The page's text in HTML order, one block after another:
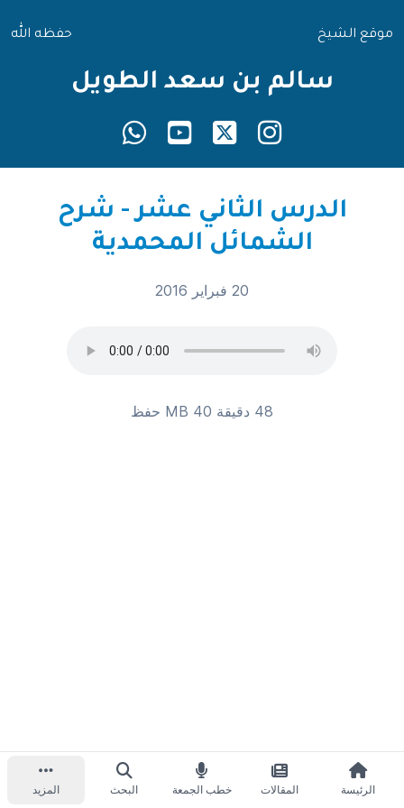
موقع الشيخ حفظه الله
سالم بن سعد الطويل
الدرس الثاني عشر - شرح
الشمائل المحمدية
20 فبراير 2016
48 دقيقة 40 MB حفظ
الرئيسة المقالات خطب الجمعة البحث المزيد